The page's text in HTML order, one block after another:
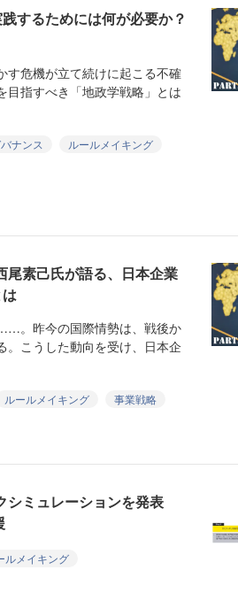
するためには何が必要か？
危機が立て続けに起こる不確
目指すべき「地政学戦略」とは
ナンス
ルールメイキング
素己氏が語る、日本企業
。昨今の国際情勢は、戦後か
。こうした動向を受け、日本企
ルールメイキング
事業戦略
シミュレーションを発表
ルメイキング